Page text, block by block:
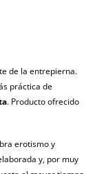
de la entrepierna.
práctica de
. Producto ofrecido
erotismo y
y, por muy